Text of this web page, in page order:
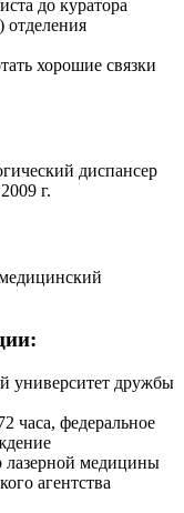
до куратора
отделения
хорошие связки
диспансер
г.
университет дружбы
часа, федеральное
лазерной медицины
агентства